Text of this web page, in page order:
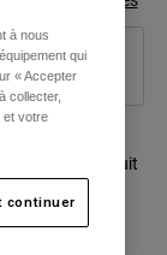
S/M L/XL
Bleu minuit
à nous
qui
« Accepter
collecter,
et votre
continuer